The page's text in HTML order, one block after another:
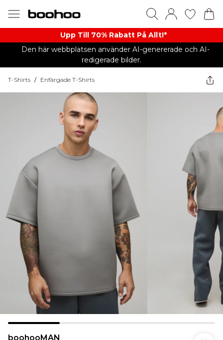
Upp Till 70% Rabatt På Allt!*
Den här webbplatsen använder AI-genererade och AI-
redigerade bilder.
T-Shirts / Enfärgade T-Shirts
boohooMAN